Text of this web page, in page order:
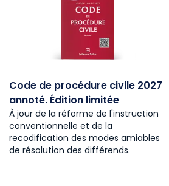
Code de procédure civile 2027
annoté. Édition limitée
À jour de la réforme de l'instruction
conventionnelle et de la
recodification des modes amiables
de résolution des différends.